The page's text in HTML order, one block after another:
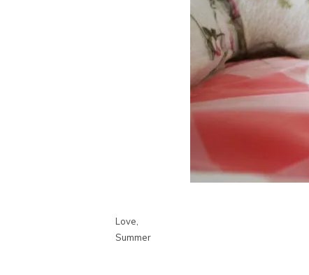
Love,
Summer